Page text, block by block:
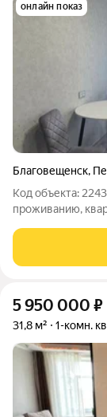
онлайн показ
Благовещенск,
Код объекта:
проживанию,
розетка для
Перепланировка
5 950 000 ₽
31,8 м² 1-комн.